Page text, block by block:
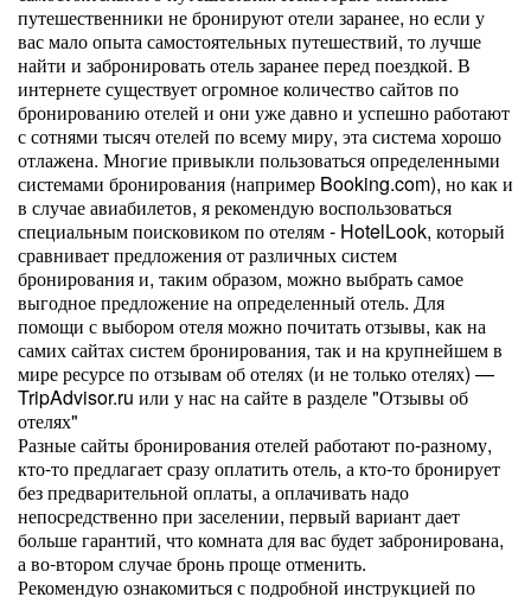
путешественники не бронируют отели заранее, но если у
вас мало опыта самостоятельных путешествий, то лучше
найти и забронировать отель заранее перед поездкой. В
интернете существует огромное количество сайтов по
бронированию отелей и они уже давно и успешно работают
с сотнями тысяч отелей по всему миру, эта система хорошо
отлажена. Многие привыкли пользоваться определенными
системами бронирования (например Booking.com), но как и
в случае авиабилетов, я рекомендую воспользоваться
специальным поисковиком по отелям - HotelLook, который
сравнивает предложения от различных систем
бронирования и, таким образом, можно выбрать самое
выгодное предложение на определенный отель. Для
помощи с выбором отеля можно почитать отзывы, как на
самих сайтах систем бронирования, так и на крупнейшем в
мире ресурсе по отзывам об отелях (и не только отелях) —
TripAdvisor.ru или у нас на сайте в разделе "Отзывы об
отелях"
Разные сайты бронирования отелей работают по-разному,
кто-то предлагает сразу оплатить отель, а кто-то бронирует
без предварительной оплаты, а оплачивать надо
непосредственно при заселении, первый вариант дает
больше гарантий, что комната для вас будет забронирована,
а во-втором случае бронь проще отменить.
Рекомендую ознакомиться с подробной инструкцией по